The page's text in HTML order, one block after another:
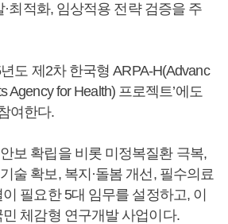
최적화, 임상적용 전략 검증을 주
도 제2차 한국형 ARPA-H(Advanc
Agency for Health) 프로젝트’에도
여한다.
보 확립을 비롯 미정복질환 극복,
술 확보, 복지·돌봄 개선, 필수의료
필요한 5대 임무를 설정하고, 이
체감형 연구개발 사업이다.